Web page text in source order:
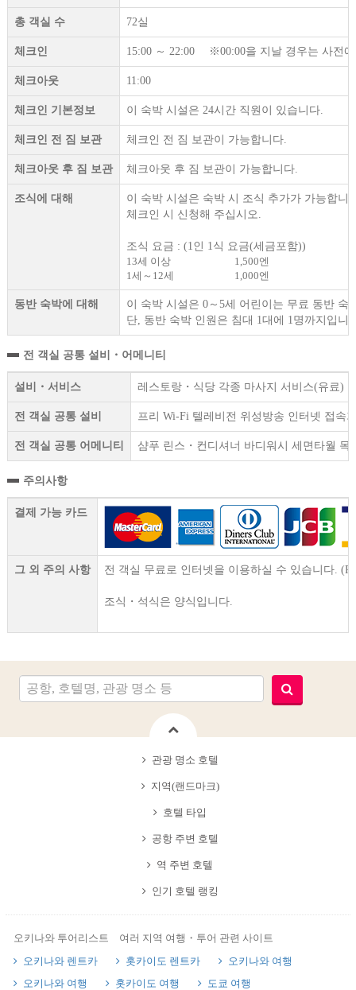
총 객실 수 72실
체크인 15:00 ～ 22:00 ※00:00을 지날 경우는 사전
체크아웃 11:00
체크인 기본정보 이 숙박 시설은 24시간 직원이 있습니다.
체크인 전 짐 보관 체크인 전 짐 보관이 가능합니다.
체크아웃 후 짐 보관 체크아웃 후 짐 보관이 가능합니다.
조식에 대해
이 숙박 시설은 숙박 시 조식 추가가 가능합니
체크인 시 신청해 주십시오.
조식 요금 : (1인 1식 요금(세금포함))
13세 이상
1,500엔
1세～12세
1,000엔
동반 숙박에 대해
이 숙박 시설은 0～5세 어린이는 무료 동반 숙
단, 동반 숙박 인원은 침대 1대에 1명까지입니
전 객실 공통 설비・어메니티
설비・서비스 레스토랑・식당 각종 마사지 서비스(유료)
전 객실 공통 설비 프리 Wi-Fi 텔레비전 위성방송 인터넷 접속
전 객실 공통 어메니티 샴푸 린스・컨디셔너 바디워시 세면타월
주의사항
결제 가능 카드
그 외 주의 사항 전 객실 무료로 인터넷을 이용하실 수 있습니다.
조식・석식은 양식입니다.
관광 명소 호텔
지역(랜드마크)
호텔 타입
공항 주변 호텔
역 주변 호텔
인기 호텔 랭킹
오키나와 투어리스트 여러 지역 여행・투어 관련 사이트
오키나와 렌트카
홋카이도 렌트카
오키나와 여행
오키나와 여행
홋카이도 여행 도쿄 여행